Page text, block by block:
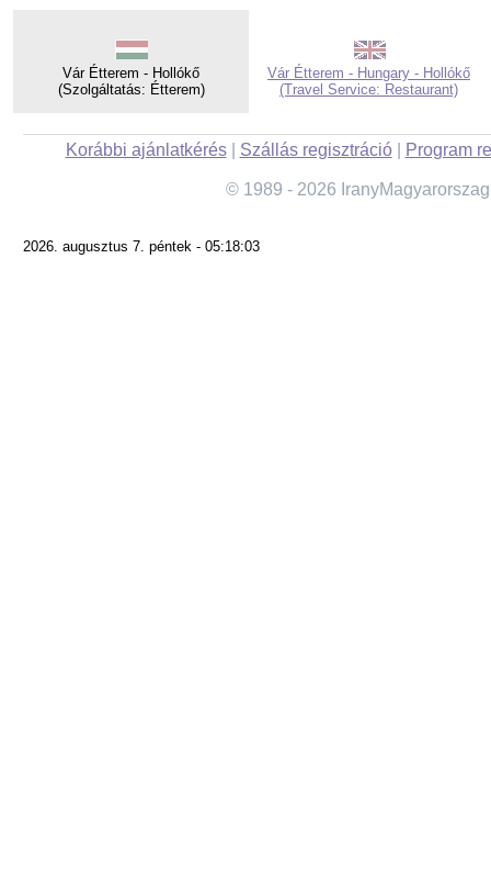
Vár Étterem - Hollókő
(Szolgáltatás: Étterem)
Vár Étterem - Hungary - Hollókő
(Travel Service: Restaurant)
Korábbi ajánlatkérés| Szállás regisztráció| Program
© 1989 - 2026
2026. augusztus 7. péntek - 05:18:03